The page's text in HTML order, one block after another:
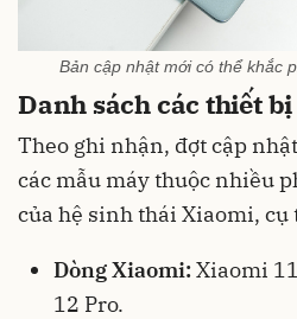
Bản cập nhật mới có thể khắc
Danh sách các thiết
Theo ghi nhận, đợt cập
các mẫu máy thuộc nhiều
của hệ sinh thái Xiaomi, cụ
Dòng Xiaomi:Xiaomi
12 Pro.